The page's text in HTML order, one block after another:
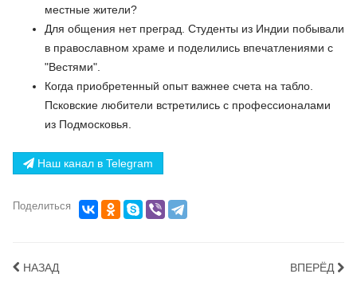
местные жители?
Для общения нет преград. Студенты из Индии побывали
в православном храме и поделились впечатлениями с
"Вестями".
Когда приобретенный опыт важнее счета на табло.
Псковские любители встретились с профессионалами
из Подмосковья.
Наш канал в Telegram
Поделиться
НАЗАД ВПЕРЁД